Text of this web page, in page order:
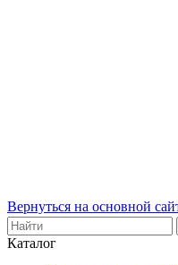
Вернуться на основной
Каталог